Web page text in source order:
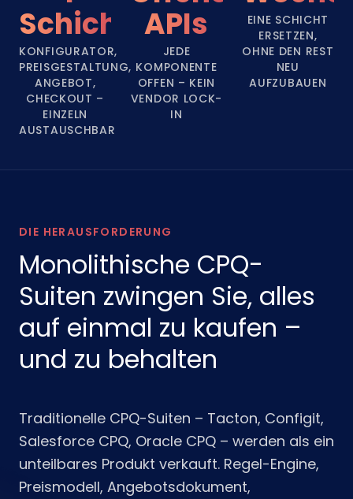
Schichten
KONFIGURATOR,
PREISGESTALTUNG,
ANGEBOT,
CHECKOUT –
EINZELN
AUSTAUSCHBAR
APIs
JEDE
KOMPONENTE
OFFEN – KEIN
VENDOR LOCK-
IN
EINE SCHICHT
ERSETZEN,
OHNE DEN REST
NEU
AUFZUBAUEN
DIE HERAUSFORDERUNG
Monolithische CPQ-
Suiten zwingen Sie, alles
auf einmal zu kaufen –
und zu behalten
Traditionelle CPQ-Suiten – Tacton, Configit,
Salesforce CPQ, Oracle CPQ – werden als ein
unteilbares Produkt verkauft. Regel-Engine,
Preismodell, Angebotsdokument,